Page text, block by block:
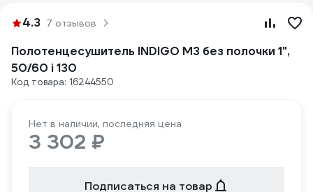
4.3 7 отзывов
Полотенцесушитель INDIGO M3 без полочки 1",
50/60 i 130
Код товара: 16244550
Нет в наличии, последняя цена
3 302 ₽
Подписаться на товар